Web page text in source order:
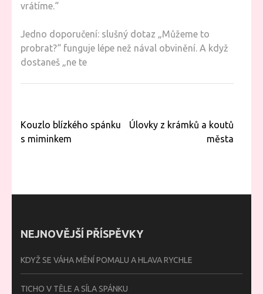
vrátíme.“
Jedno doporučení: slušný dotaz „Můžeme to
probrat?“ funguje lépe než nával obvinění. A když
dostaneš „ne te
Navigace
pro
Kouzlo blízkého spánku
s miminkem
Úlovky z krámků a koutů
města
NEJNOVĚJŠÍ PŘÍSPĚVKY
KDYŽ SE VÁHA MĚNÍ POMALU A HLAVA RYCHLE
TICHO V TĚLE A SÍLA SPÁNKU